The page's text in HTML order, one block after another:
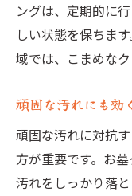
ングは、定期的に
しい状態を保ちま
域では、こまめなク
頑固な汚れにも効
頑固な汚れに対抗
方が重要です。お
汚れをしっかり落